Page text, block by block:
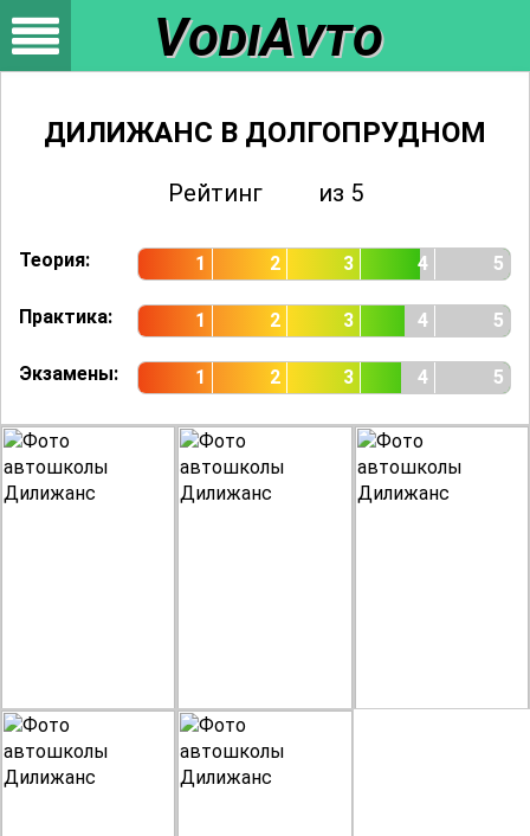
VodiAvto
ДИЛИЖАНС В ДОЛГОПРУДНОМ
Рейтинг из 5
Теория:
1 2 3 4 5
Практика: 1 2 3 4 5
Экзамены: 1 2 3 4 5